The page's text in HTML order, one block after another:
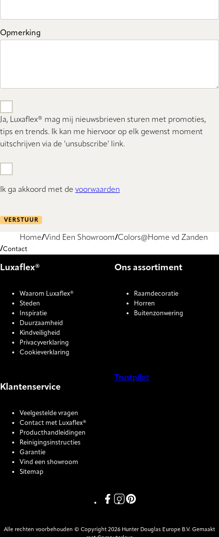
Opmerking
Ja, Luxaflex® mag mij nieuwsbrieven sturen met promoties,
tips en trends. Ik kan me hiervoor op elk gewenst moment
uitschrijven via de 'unsubscribe' link.
Ik ga akkoord met de voorwaarden
VERSTUUR
Home Vind Een Showroom Colors@Home vd Zanden
Contact
Luxaflex®
Waarom Luxaflex®
Steden
Inspiratie
Duurzaamheid
Kindveiligheid
Privacyverklaring
Cookieverklaring
Ons assortiment
Raamdecoratie
Horren
Buitenzonwering
Klantenservice
Veelgestelde vragen
Contact met Luxaflex®
Producthandleidingen
Reinigingsinstructies
Garantie
Vind een showroom
Sitemap
Trustpilot
Link missing Display text from
Link missing Display text
Link missing Display text
Alle rechten voorbehouden © Copyright 2026 Hunter Douglas Europe B.V. Gemaakt